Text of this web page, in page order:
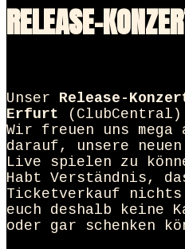
RELEASE-
Unser Release-
Erfurt
Wir freuen uns mega
darauf, unsere
Live spielen zu
Habt Verständnis,
Ticketverkauf nichts
euch deshalb keine
oder gar schenken